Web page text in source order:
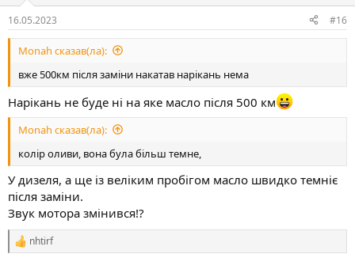
16.05.2023 #16
Monah сказав(ла):
вже 500км після заміни накатав нарікань нема
Нарікань не буде ні на яке масло після 500 км
Monah сказав(ла):
колір оливи, вона була більш темне,
У дизеля, а ще із веліким пробігом масло швидко темніє
після заміни.
Звук мотора змінився!?
Р
nhtirf